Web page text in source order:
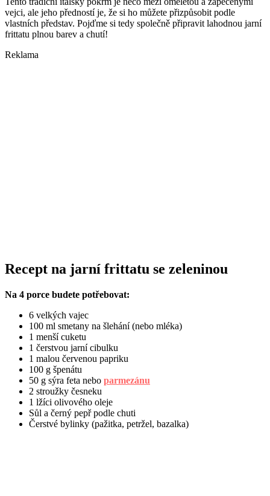
vejci, ale jeho předností je, že si ho můžete přizpůsobit podle
vlastních představ. Pojďme si tedy společně připravit lahodnou jarní
frittatu plnou barev a chutí!
Reklama
Recept na jarní frittatu se zeleninou
Na 4 porce budete potřebovat:
6 velkých vajec
100 ml smetany na šlehání (nebo mléka)
1 menší cuketu
1 čerstvou jarní cibulku
1 malou červenou papriku
100 g špenátu
50 g sýra feta nebo parmezánu
2 stroužky česneku
1 lžíci olivového oleje
Sůl a černý pepř podle chuti
Čerstvé bylinky (pažitka, petržel, bazalka)